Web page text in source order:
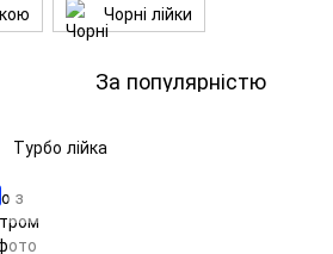
Чорні лійки
За популярністю
Турбо лійка